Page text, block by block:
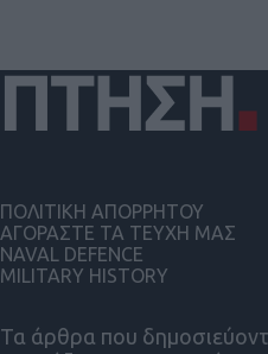
Τα άρθρα που
ΠΟΛΙΤΙΚΗ ΑΠΟΡΡΗΤΟΥ
ΑΓΟΡΑΣΤΕ ΤΑ ΤΕΥΧΗ ΜΑΣ
NAVAL DEFENCE
MILITARY HISTORY